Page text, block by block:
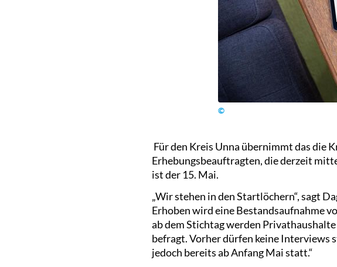
©
Für den Kreis Unna übernimmt das die
Erhebungsbeauftragten, die derzeit
ist der 15. Mai.
„Wir stehen in den Startlöchern“, sagt
Erhoben wird eine Bestandsaufnahme
ab dem Stichtag werden
befragt. Vorher dürfen keine Interviews
jedoch bereits ab Anfang Mai statt.“